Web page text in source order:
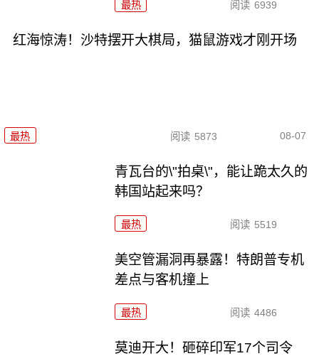
最热 阅读 6939
红海惊涛！沙特摆开大棋局，猫鼠游戏才刚开场
最热 阅读 5873 08-07
青瓦台的\"拍桌\"，能让跪太久的
韩国站起来吗？
最热 阅读 5519
美空管漏洞再暴露！特朗普专机
差点与客机撞上
最热 阅读 4486
莫迪开大！砸碎印军17个司令